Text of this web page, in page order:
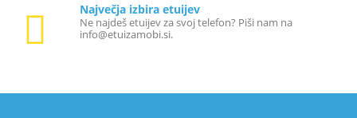
Največja izbira etuijev
Ne najdeš etuijev za svoj telefon? Piši nam na
info@etuizamobi.si.